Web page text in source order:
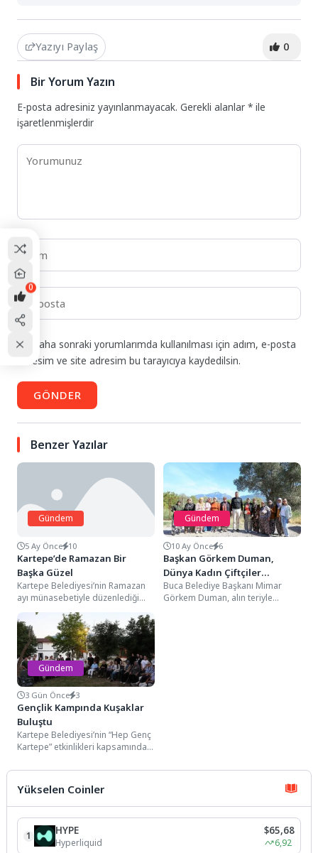
Yazıyı Paylaş 0
Bir Yorum Yazın
E-posta adresiniz yayınlanmayacak. Gerekli alanlar* ile
işaretlenmişlerdir
Daha sonraki yorumlarımda kullanılması için adım, e-posta
adresim ve site adresim bu tarayıcıya kaydedilsin.
GÖNDER
Benzer Yazılar
Gündem
5 Ay Önce 10
Kartepe’de Ramazan Bir
Başka Güzel
Kartepe Belediyesi’nin Ramazan
ayı münasebetiyle düzenlediği
geleneksel etkinlikler, Kent
Meydanı’nda kurulan etkinlik
alanında tüm hızıyla...
Gündem
10 Ay Önce 6
Başkan Görkem Duman,
Dünya Kadın Çiftçiler
Günü’nü kutladı
Buca Belediye Başkanı Mimar
Görkem Duman, alın teriyle
Gündem
3 Gün Önce 3
Gençlik Kampında Kuşaklar
Buluştu
Kartepe Belediyesi’nin “Hep Genç
Kartepe” etkinlikleri kapsamında
Kampı, gençlere sosyal,...
Yükselen Coinler
1 HYPE
Hyperliquid
$65,68
6,92
0